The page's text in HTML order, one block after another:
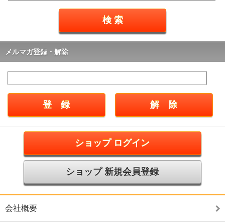
メルマガ登録・解除
ショップ ログイン
ショップ 新規会員登録
会社概要